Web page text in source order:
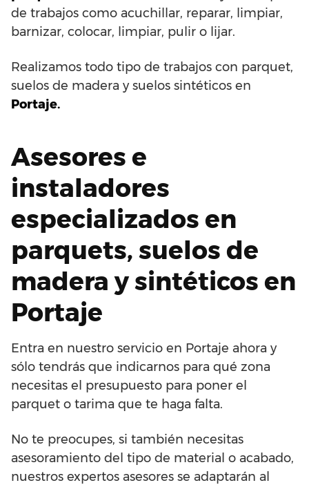
de trabajos como acuchillar, reparar, limpiar,
barnizar, colocar, limpiar, pulir o lijar.
Realizamos todo tipo de trabajos con parquet,
suelos de madera y suelos sintéticos en
Portaje.
Asesores e
instaladores
especializados en
parquets, suelos de
madera y sintéticos en
Portaje
Entra en nuestro servicio en Portaje ahora y
sólo tendrás que indicarnos para qué zona
necesitas el presupuesto para poner el
parquet o tarima que te haga falta.
No te preocupes, si también necesitas
asesoramiento del tipo de material o acabado,
nuestros expertos asesores se adaptarán al